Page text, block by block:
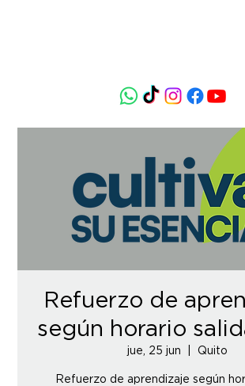
Refuerzo de
según horario
jue, 25 jun Quito
Refuerzo de aprendizaje según